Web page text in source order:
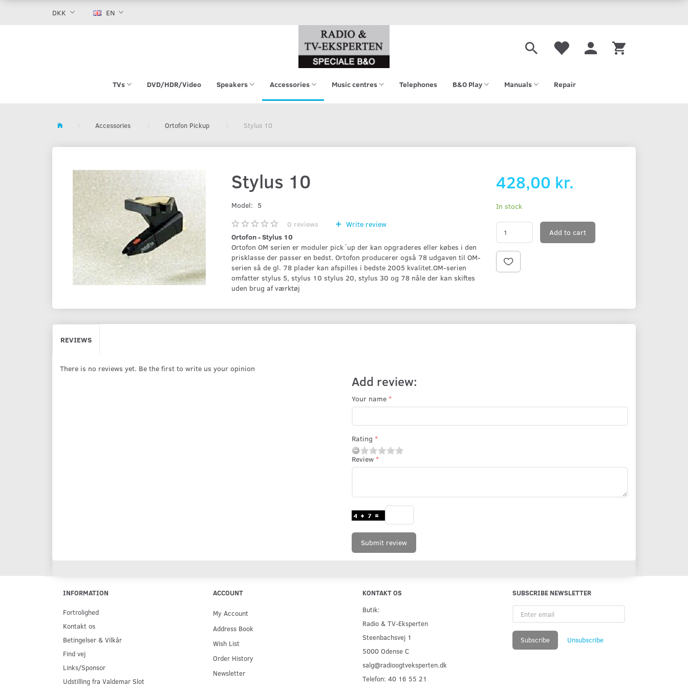
DKK EN
TVs DVD/HDR/Video Speakers Accessories Music centres Telephones B&O Play Manuals Repair
Accessories Ortofon Pickup Stylus 10
Stylus 10
Model: 5
0 reviews
Write review
Ortofon - Stylus 10
Ortofon OM serien er moduler pick´up der kan opgraderes eller købes i den
prisklasse der passer en bedst. Ortofon producerer også 78 udgaven til OM-
serien så de gl. 78 plader kan afspilles i bedste 2005 kvalitet.OM-serien
omfatter stylus 5, stylus 10 stylus 20, stylus 30 og 78 nåle der kan skiftes
uden brug af værktøj
428,00 kr.
In stock
Add to cart
REVIEWS
There is no reviews yet. Be the first to write us your opinion
Add review:
Your name
Rating
Review
Submit review
INFORMATION
Fortrolighed
Kontakt os
Betingelser & Vilkår
Find vej
Links/Sponsor
Udstilling fra Valdemar Slot
ACCOUNT
My Account
Address Book
Wish List
Order History
Newsletter
KONTAKT OS
Butik:
Radio & TV-Eksperten
Steenbachsvej 1
5000 Odense C
salg@radioogtveksperten.dk
Telefon: 40 16 55 21
SUBSCRIBE NEWSLETTER
email
Subscribe Unsubscribe